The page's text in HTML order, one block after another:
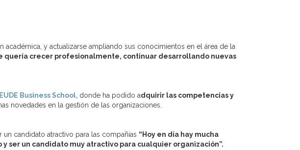
académica, y actualizarse ampliando sus conocimientos en el área de la
quería crecer profesionalmente, continuar desarrollando nuevas
EUDE Business School, donde ha podido adquirir las competencias y
novedades en la gestión de las organizaciones.
candidato atractivo para las compañías “Hoy en día hay mucha
ser un candidato muy atractivo para cualquier organización”.